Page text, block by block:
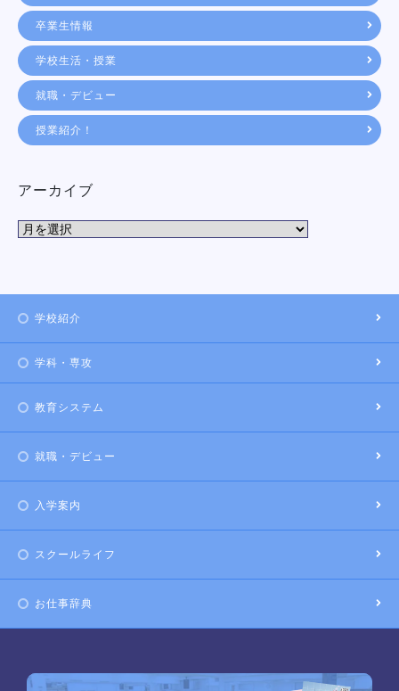
卒業生情報
学校生活・授業
就職・デビュー
授業紹介！
アーカイブ
学校紹介
学科・専攻
教育システム
就職・デビュー
入学案内
スクールライフ
お仕事辞典